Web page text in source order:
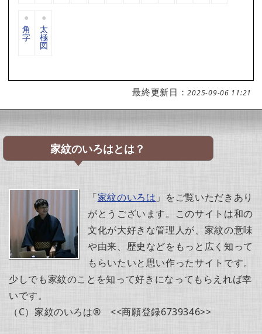
角
字
太
極
図
最終更新日：2025-09-06 11:21
家紋のいろはとは？
「家紋のいろは」をご覧いただきあり
がとうございます。このサイトは和の
文化が大好きな管理人が、家紋の意味
や由来、歴史などをもっと広く知って
もらいたいと思い作ったサイトです。
少しでも家紋のことを知って好きになってもらえれば幸
いです。
（C）家紋のいろは® <<商願登録6739346>>